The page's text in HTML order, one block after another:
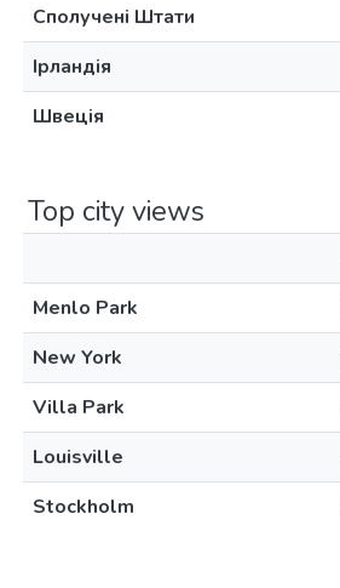
Сполучені Штати
Ірландія
Швеція
Top city views
Menlo Park
New York
Villa Park
Louisville
Stockholm